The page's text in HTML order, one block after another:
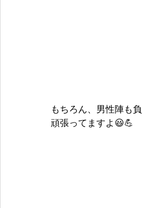
もちろん、男性陣も
頑張ってますよ😃💪